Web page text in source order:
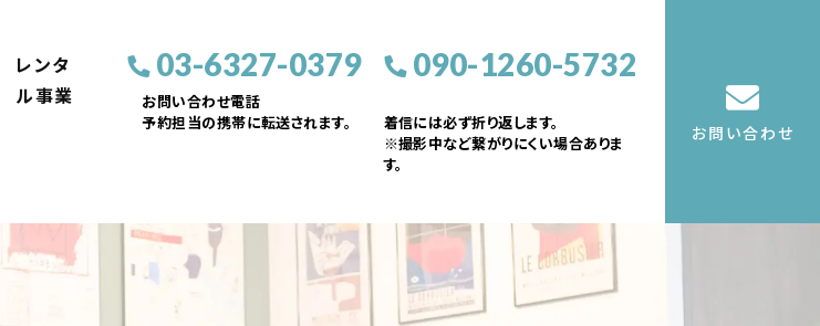
レンタ
ル事業
03-6327-0379
お問い合わせ電話
予約担当の携帯に転送されます。
090-1260-5732
着信には必ず折り返します。
※撮影中など繋がりにくい場合ありま
す。
お問い合わせ